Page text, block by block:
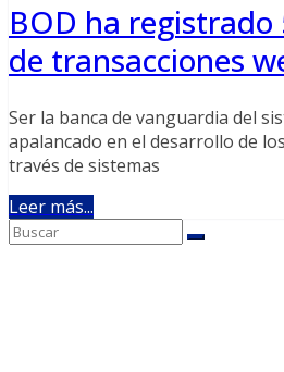
BOD ha registrado
de transacciones
Ser la banca de vanguardia del
apalancado en el desarrollo de
través de sistemas
Leer más...